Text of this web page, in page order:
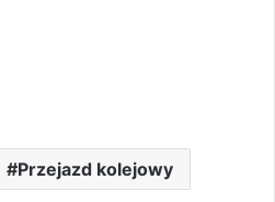
Przejazd kolejowy